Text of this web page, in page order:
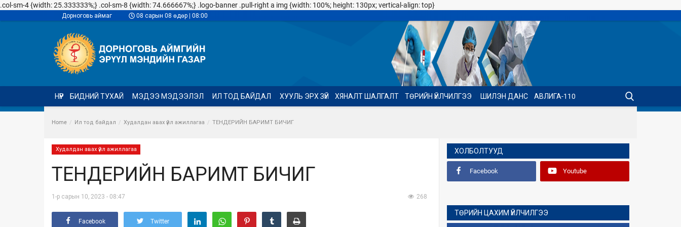
.col-sm-4 {width: 25.333333%;} .col-sm-8 {width: 74.666667%;} .logo-banner .pull-right a img {width: 100%; height: 130px; vertical-align: top}
Дорноговь аймаг 08 сарын 08 өдөр | 08:00
НҮҮР БИДНИЙ ТУХАЙ МЭДЭЭ МЭДЭЭЛЭЛ ИЛ ТОД БАЙДАЛ ХУУЛЬ ЭРХ ЗҮЙ ХЯНАЛТ ШАЛГАЛТ ТӨРИЙН ҮЙЛЧИЛГЭЭ ШИЛЭН ДАНС АВЛИГА-110
Home Ил тод байдал Худалдан авах үйл ажиллагаа ТЕНДЕРИЙН БАРИМТ БИЧИГ
Худалдан авах үйл ажиллагаа
ТЕНДЕРИЙН БАРИМТ БИЧИГ
1-р сарын 10, 2023 - 08:47 268
Facebook Twitter
ХОЛБОЛТУУД
Facebook Youtube
ТӨРИЙН ЦАХИМ ҮЙЛЧИЛГЭЭ